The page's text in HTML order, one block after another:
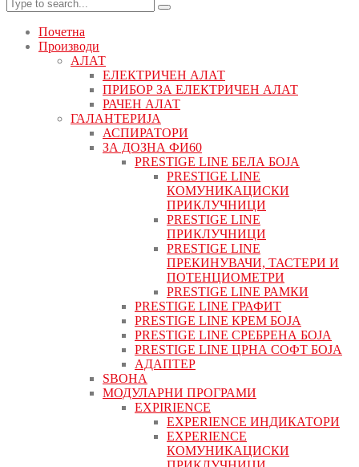
Почетна
Производи
АЛАТ
ЕЛЕКТРИЧЕН АЛАТ
ПРИБОР ЗА ЕЛЕКТРИЧЕН АЛАТ
РАЧЕН АЛАТ
ГАЛАНТЕРИЈА
АСПИРАТОРИ
ЗА ДОЗНА ФИ60
PRESTIGE LINE БЕЛА БОЈА
PRESTIGE LINE
КОМУНИКАЦИСКИ
ПРИКЛУЧНИЦИ
PRESTIGE LINE
ПРИКЛУЧНИЦИ
PRESTIGE LINE
ПРЕКИНУВАЧИ, ТАСТЕРИ И
ПОТЕНЦИОМЕТРИ
PRESTIGE LINE РАМКИ
PRESTIGE LINE ГРАФИТ
PRESTIGE LINE КРЕМ БОЈА
PRESTIGE LINE СРЕБРЕНА БОЈА
PRESTIGE LINE ЦРНА СОФТ БОЈА
АДАПТЕР
ЅВОНА
МОДУЛАРНИ ПРОГРАМИ
EXPIRIENCE
EXPERIENCE ИНДИКАТОРИ
EXPERIENCE
КОМУНИКАЦИСКИ